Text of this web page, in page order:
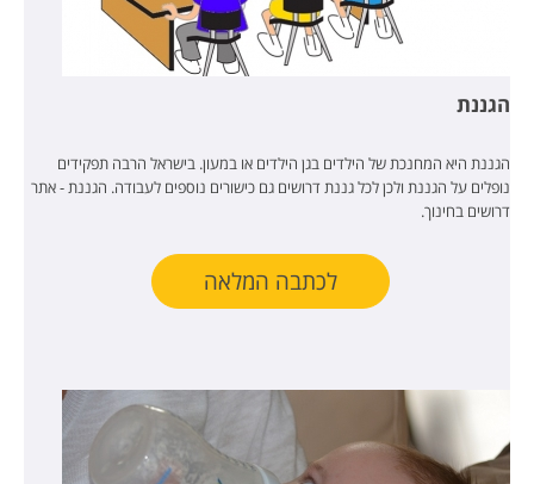
הגננת
הגננת היא המחנכת של הילדים בגן הילדים או במעון. בישראל הרבה תפקידים
נופלים על הגננת ולכן לכל גננת דרושים גם כישורים נוספים לעבודה. הגננת - אתר
דרושים בחינוך.
לכתבה המלאה